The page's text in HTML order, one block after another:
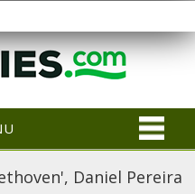
Daniel Pereira